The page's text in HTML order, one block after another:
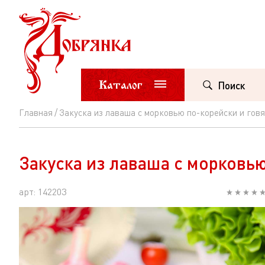
Каталог Поиск
Главная Закуска из лаваша с морковью по-корейски и
Закуска
лаваша
морковью
по-
корейски
Закуска из лаваша с
арт: 142203